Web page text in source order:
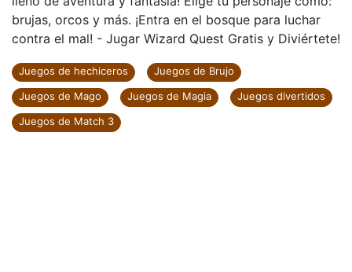
brujas, orcos y más. ¡Entra en el bosque para luchar
contra el mal! - Jugar Wizard Quest Gratis y Diviértete!
Juegos de hechiceros
Juegos de Brujo
Juegos de Mago
Juegos de Magia
Juegos divertidos
Juegos de Match 3